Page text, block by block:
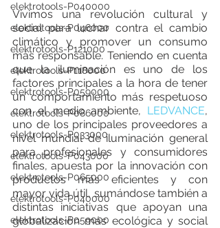
elektrotools-P040000
elektrotools-P046000
elektrotools-P121000
elektrotools-P118000
elektrotools-P059000
elektrotools-P086000
elektrotools-P033000
elektrotools-P043000
elektrotools-P065000
elektrotools-P040000
elektrotools-P059000
Vivimos una revolución cultural y
social para luchar contra el cambio
climático y promover un consumo
más responsable. Teniendo en cuenta
que la iluminación es uno de los
factores principales a la hora de tener
un comportamiento más respetuoso
con el medio ambiente, LEDVANCE,
uno de los principales proveedores a
nivel mundial de iluminación general
para profesionales y consumidores
finales, apuesta por la innovación con
productos más eficientes y con
mayor vida útil, sumándose también a
distintas iniciativas que apoyan una
globalización más ecológica y social